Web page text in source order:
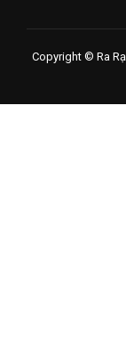
Copyright © Ra